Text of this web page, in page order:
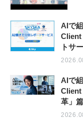
AIで
Client
トサ
AIで
Client
革」